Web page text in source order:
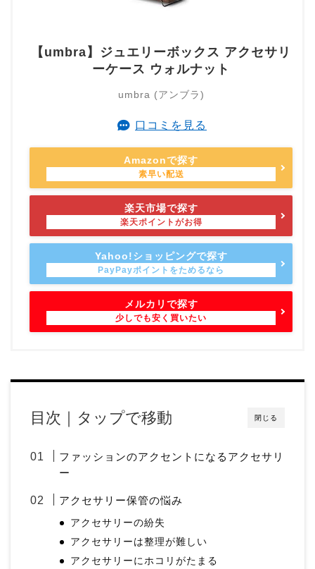
【umbra】ジュエリーボックス アクセサリ
ーケース ウォルナット
umbra (アンブラ)
口コミを見る
Amazonで探す
楽天市場で探す
Yahoo!ショッピングで探す
メルカリで探す
閉じる
目次｜タップで移動
ファッションのアクセントになるアクセサリ
ー
アクセサリー保管の悩み
アクセサリーの紛失
アクセサリーは整理が難しい
アクセサリーにホコリがたまる